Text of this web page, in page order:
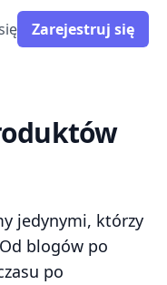
Zarejestruj się
jedynymi, którzy
blogów po
po